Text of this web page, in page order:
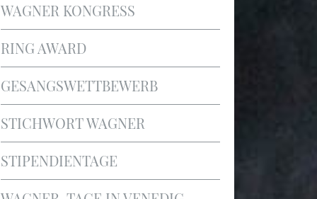
WAGNER KONGRESS
RING AWARD
GESANGSWETTBEWERB
STICHWORT WAGNER
STIPENDIENTAGE